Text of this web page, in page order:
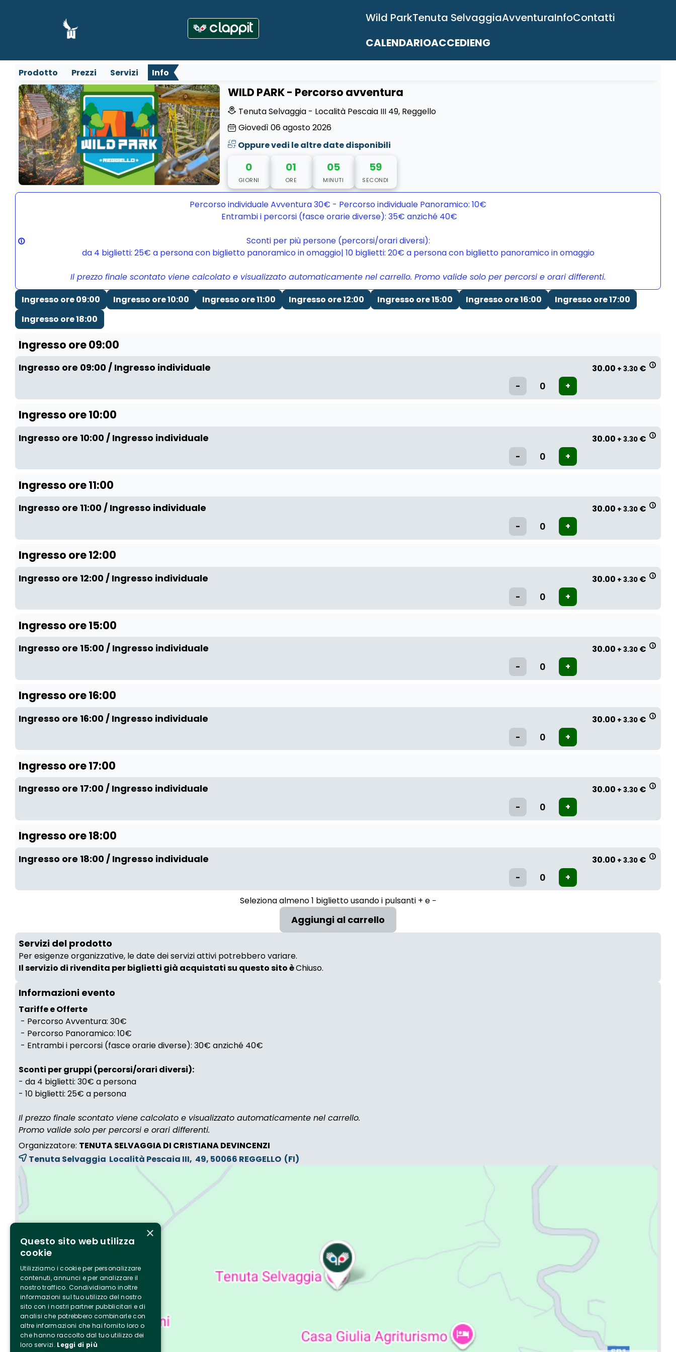
Wild ParkTenuta SelvaggiaAvventuraInfoContatti
CALENDARIOACCEDIENG
Prodotto Prezzi Servizi Info
WILD PARK - Percorso avventura
Tenuta Selvaggia - Località Pescaia III 49, Reggello
Giovedì06agosto 2026
Oppure vedi le altre date disponibili
0
GIORNI
01
ORE
05
MINUTI
58
SECONDI
Percorso individuale Avventura 30€ - Percorso individuale Panoramico: 10€
Entrambi i percorsi (fasce orarie diverse): 35€ anziché 40€
Sconti per più persone (percorsi/orari diversi):
da 4 biglietti: 25€ a persona con biglietto panoramico in omaggio| 10 biglietti: 20€ a persona con biglietto panoramico in omaggio
Il prezzo finale scontato viene calcolato e visualizzato automaticamente nel carrello. Promo valide solo per percorsi e orari differenti.
Ingresso ore 09:00
Ingresso ore 10:00 Ingresso ore 11:00 Ingresso ore 12:00 Ingresso ore 15:00 Ingresso ore 16:00
Ingresso ore 17:00
Ingresso ore 18:00
Ingresso ore 09:00
Ingresso ore 09:00 / Ingresso individuale 30.00 + 3.30 €
Ingresso ore 10:00
Ingresso ore 10:00 / Ingresso individuale 30.00 + 3.30 €
Ingresso ore 11:00
Ingresso ore 11:00 / Ingresso individuale 30.00 + 3.30 €
Ingresso ore 12:00
Ingresso ore 12:00 / Ingresso individuale 30.00 + 3.30 €
Ingresso ore 15:00
Ingresso ore 15:00 / Ingresso individuale 30.00 + 3.30 €
Ingresso ore 16:00
Ingresso ore 16:00 / Ingresso individuale 30.00 + 3.30 €
Ingresso ore 17:00
Ingresso ore 17:00 / Ingresso individuale 30.00 + 3.30 €
Ingresso ore 18:00
Ingresso ore 18:00 / Ingresso individuale 30.00 + 3.30 €
Seleziona almeno 1 biglietto usando i pulsanti + e −
Servizi del prodotto
Per esigenze organizzative, le date dei servizi attivi potrebbero variare.
Il servizio di rivendita per biglietti già acquistati su questo sito èChiuso.
Informazioni evento
Tariffe e Offerte
- Percorso Avventura: 30€
- Percorso Panoramico: 10€
- Entrambi i percorsi (fasce orarie diverse): 30€ anziché 40€
Sconti per gruppi (percorsi/orari diversi):
- da 4 biglietti: 30€ a persona
- 10 biglietti: 25€ a persona
Il prezzo finale scontato viene calcolato e visualizzato automaticamente nel carrello.
Promo valide solo per percorsi e orari differenti.
Organizzatore: TENUTA SELVAGGIA DI CRISTIANA DEVINCENZI
Tenuta Selvaggia Località Pescaia III, 49, 50066 REGGELLO (FI)
×
Questo sito web utilizza
cookie
Utilizziamo i cookie per personalizzare
contenuti, annunci e per analizzare il
nostro traffico. Condividiamo inoltre
informazioni sul tuo utilizzo del nostro
sito con i nostri partner pubblicitari e di
analisi che potrebbero combinarle con
altre informazioni che hai fornito loro o
che hanno raccolto dal tuo utilizzo dei
loro servizi. Leggi di più